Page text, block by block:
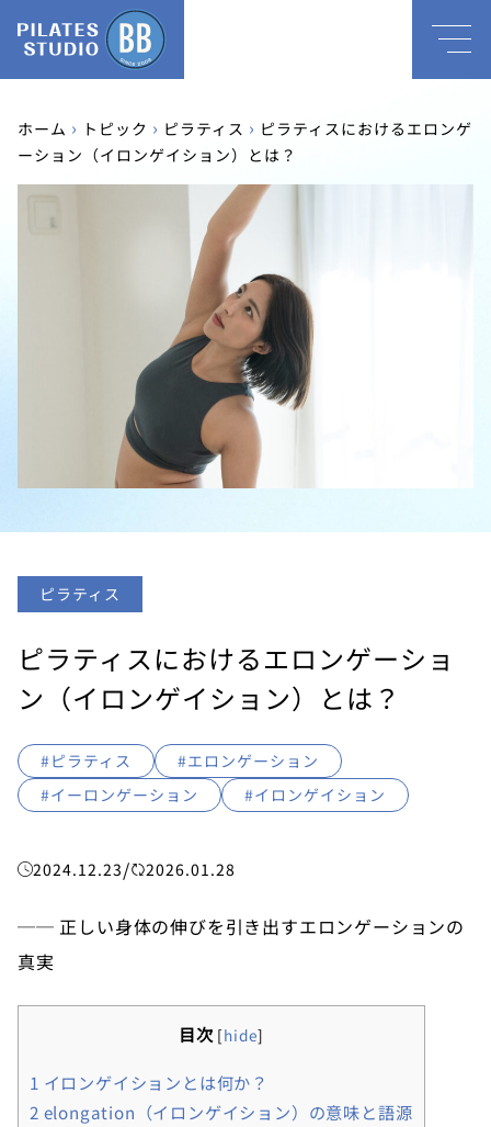
ホーム › トピック › ピラティス › ピラティスにおけるエロンゲ
ーション（イロンゲイション）とは？
ピラティス
ピラティスにおけるエロンゲーショ
ン（イロンゲイション）とは？
#ピラティス
#エロンゲーション
#イーロンゲーション
#イロンゲイション
2024.12.23/ 2026.01.28
── 正しい身体の伸びを引き出すエロンゲーションの
真実
目次 [hide]
1 イロンゲイションとは何か？
2 elongation（イロンゲイション）の意味と語源